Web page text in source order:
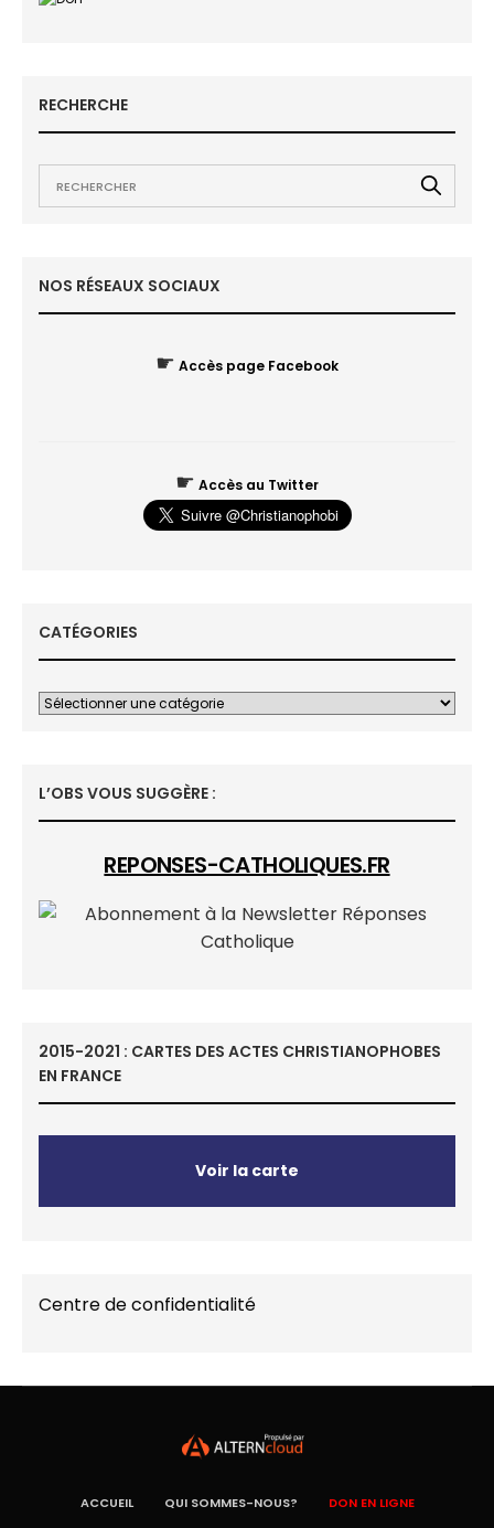
RECHERCHE
NOS RÉSEAUX SOCIAUX
☛ Accès page Facebook
☛ Accès au Twitter
CATÉGORIES
L’OBS VOUS SUGGÈRE :
REPONSES-CATHOLIQUES.FR
2015-2021 : CARTES DES ACTES CHRISTIANOPHOBES
EN FRANCE
Voir la carte
Centre de confidentialité
ACCUEIL QUI SOMMES-NOUS? DON EN LIGNE